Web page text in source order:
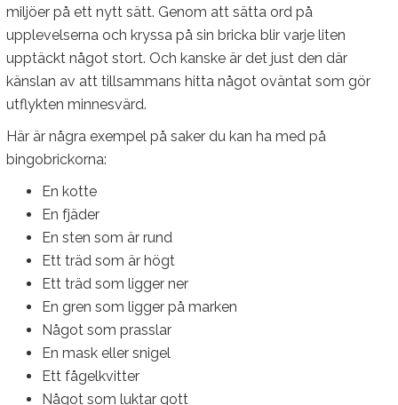
miljöer på ett nytt sätt. Genom att sätta ord på
upplevelserna och kryssa på sin bricka blir varje liten
upptäckt något stort. Och kanske är det just den där
känslan av att tillsammans hitta något oväntat som gör
utflykten minnesvärd.
Här är några exempel på saker du kan ha med på
bingobrickorna:
En kotte
En fjäder
En sten som är rund
Ett träd som är högt
Ett träd som ligger ner
En gren som ligger på marken
Något som prasslar
En mask eller snigel
Ett fågelkvitter
Något som luktar gott